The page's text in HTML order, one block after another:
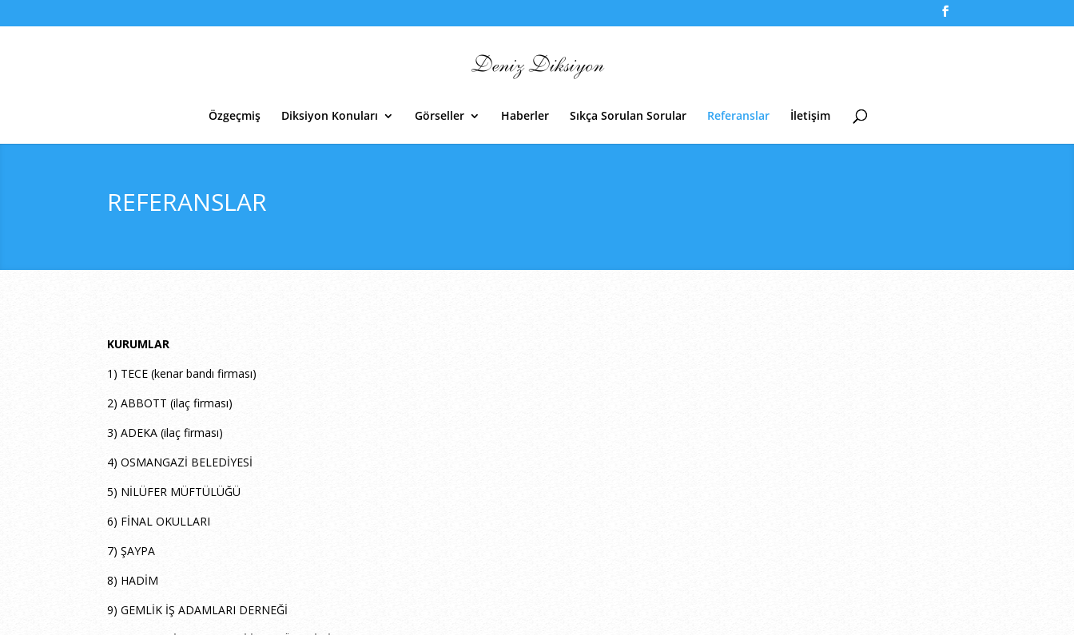
Özgeçmiş Diksiyon Konuları Görseller Haberler Sıkça Sorulan Sorular Referanslar İletişim
REFERANSLAR
KURUMLAR
1) TECE (kenar bandı firması)
2) ABBOTT (ilaç firması)
3) ADEKA (ilaç firması)
4) OSMANGAZİ BELEDİYESİ
5) NİLÜFER MÜFTÜLÜĞÜ
6) FİNAL OKULLARI
7) ŞAYPA
8) HADİM
9) GEMLİK İŞ ADAMLARI DERNEĞİ